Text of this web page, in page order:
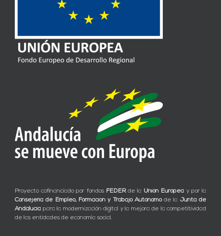
Proyecto cofinanciado por fondos FEDERde la Unión Europea y por la
Consejería de Empleo, Formación y Trabajo Autónomode la Junta de
Andalucía para la modernización digital y la mejora de la competitividad
de las entidades de economía social.